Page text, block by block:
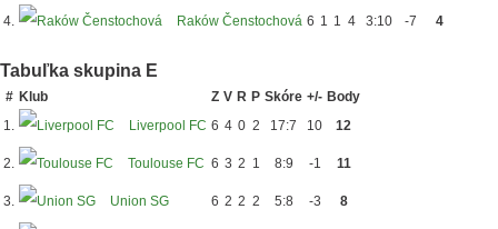
4. Raków Čenstochová 6 1 1 4 3:10 -7 4
Tabuľka skupina E
# Klub Z V R P Skóre +/- Body
1.
Liverpool FC 6 4 0 2 17:7 10 12
2. Toulouse FC 6 3 2 1 8:9 -1 11
3. Union SG 6 2 2 2 5:8 -3 8